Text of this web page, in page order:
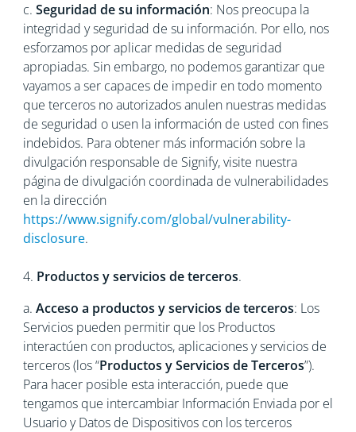
c. Seguridad de su información: Nos preocupa la
integridad y seguridad de su información. Por ello, nos
esforzamos por aplicar medidas de seguridad
apropiadas. Sin embargo, no podemos garantizar que
vayamos a ser capaces de impedir en todo momento
que terceros no autorizados anulen nuestras medidas
de seguridad o usen la información de usted con fines
indebidos. Para obtener más información sobre la
divulgación responsable de Signify, visite nuestra
página de divulgación coordinada de vulnerabilidades
en la dirección
https://www.signify.com/global/vulnerability-
disclosure.
4. Productos y servicios de terceros.
a. Acceso a productos y servicios de terceros: Los
Servicios pueden permitir que los Productos
interactúen con productos, aplicaciones y servicios de
terceros (los “Productos y Servicios de Terceros”).
Para hacer posible esta interacción, puede que
tengamos que intercambiar Información Enviada por el
Usuario y Datos de Dispositivos con los terceros